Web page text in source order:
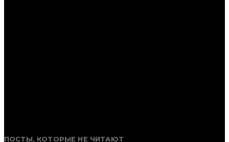
ПОСТЫ, КОТОРЫЕ НЕ ЧИТАЮТ